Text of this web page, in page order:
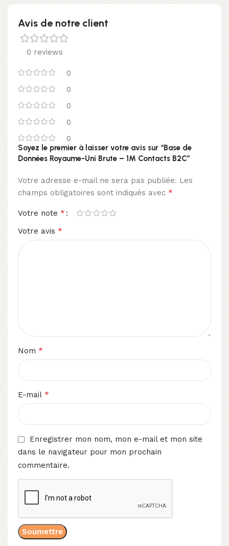
Avis de notre client
0 reviews
0
0
0
0
0
Soyez le premier à laisser votre avis sur “Base de
Données Royaume-Uni Brute – 1M Contacts B2C”
Votre adresse e-mail ne sera pas publiée. Les
champs obligatoires sont indiqués avec *
Votre note *
Votre avis *
Nom *
E-mail *
Enregistrer mon nom, mon e-mail et mon site
dans le navigateur pour mon prochain
commentaire.